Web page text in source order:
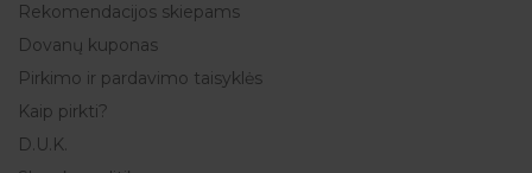
Rekomendacijos skiepams
Dovanų kuponas
Pirkimo ir pardavimo taisyklės
Kaip pirkti?
D.U.K.